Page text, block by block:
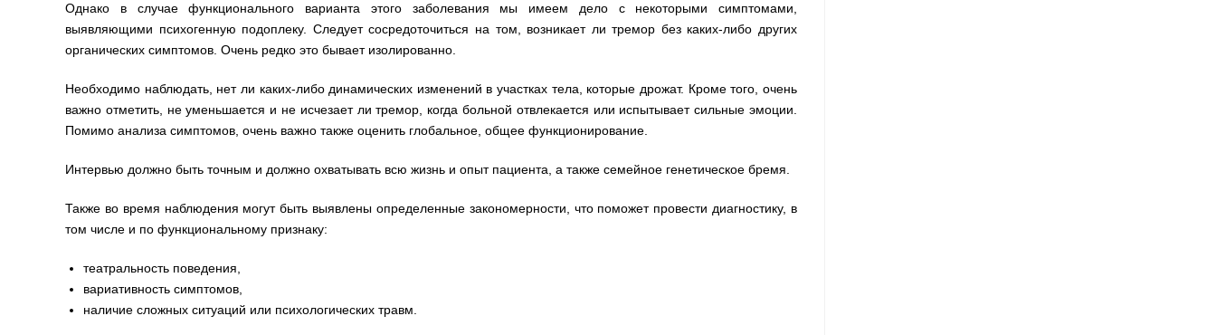
Однако в случае функционального варианта этого заболевания мы имеем дело с некоторыми симптомами,
выявляющими психогенную подоплеку. Следует сосредоточиться на том, возникает ли тремор без каких-либо других
органических симптомов. Очень редко это бывает изолированно.
Необходимо наблюдать, нет ли каких-либо динамических изменений в участках тела, которые дрожат. Кроме того, очень
важно отметить, не уменьшается и не исчезает ли тремор, когда больной отвлекается или испытывает сильные эмоции.
Помимо анализа симптомов, очень важно также оценить глобальное, общее функционирование.
Интервью должно быть точным и должно охватывать всю жизнь и опыт пациента, а также семейное генетическое бремя.
Также во время наблюдения могут быть выявлены определенные закономерности, что поможет провести диагностику, в
том числе и по функциональному признаку:
театральность поведения,
вариативность симптомов,
наличие сложных ситуаций или психологических травм.